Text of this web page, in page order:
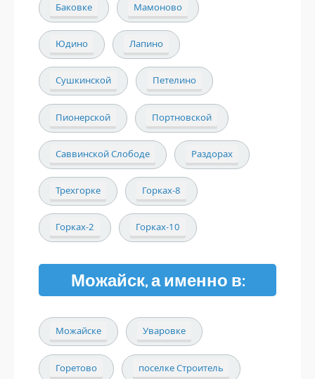
Баковке Мамоново
Юдино Лапино
Сушкинской Петелино
Пионерской Портновской
Саввинской Слободе Раздорах
Трехгорке Горках-8
Горках-2 Горках-10
Можайск, а именно в:
Можайске Уваровке
Горетово поселке Строитель